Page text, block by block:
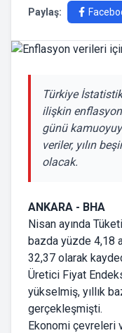
Paylaş:
Türkiye
ilişkin
günü
veriler, yılın
olacak.
ANKARA - BHA
Nisan ayında
bazda yüzde 4,18
32,37 olarak
Üretici Fiyat
yükselmiş, yıllık
gerçekleşmişti.
Ekonomi çevreleri